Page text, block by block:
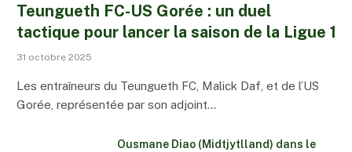
Teungueth FC-US Gorée : un duel
tactique pour lancer la saison de la Ligue 1
31 octobre 2025
Les entraîneurs du Teungueth FC, Malick Daf, et de l’US
Gorée, représentée par son adjoint…
Ousmane Diao (Midtjytlland) dans le